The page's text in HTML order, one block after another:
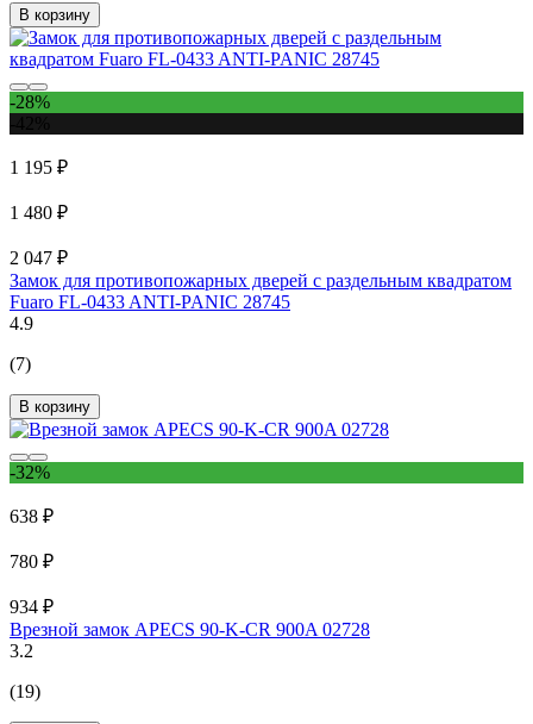
В корзину
-28%
1 195 ₽
1 480 ₽
2 047 ₽
Замок для противопожарных дверей с раздельным квадратом
Fuaro FL-0433 ANTI-PANIC 28745
4.9
(7)
В корзину
-32%
638 ₽
780 ₽
934 ₽
Врезной замок APECS 90-K-CR 900A 02728
3.2
(19)